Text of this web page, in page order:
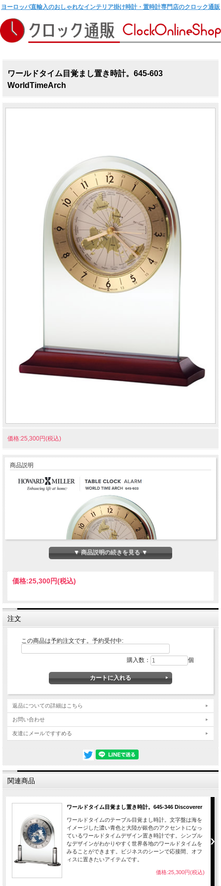
ヨーロッパ直輸入のおしゃれなインテリア掛け時計・置時計専門店のクロック通販
ワールドタイム目覚まし置き時計。645-603
WorldTimeArch
価格:25,300円(税込)
商品説明
1940年代以降にはハーマン・ミラー社のデザイン・ディレクターになったジョー
ジ・ネルソンの時計を製造。誰もが知るボールクロックは、ミッドセンチュリーを
代表する巨匠ジョージ・ネルソン(ジョージネルソンアソシエイツ)によってデザイ
ワールドタイム目覚まし機能付きの置き時計。シンプルなデザインがわかりやすく
世界各地のワールドタイムをみることができます。ビジネスのシーンで応接間、オ
フィスに置きたいアイテムです。
商品詳細
■サ
イズ
高さ17×奥行き5×横巾14cm
■素
材
■機
能
メーカー保証書とご使用方法説明付き、お買上後１年間自然故障は無
償にて保証致します。
時計設置時ご注意
磁気の強いテレビ・スピーカー・パソコン等の近く、温度・湿気の高いエアコン、
浴室の近く、日光・風の当たる場所は機械に悪影響を与えますので避けてくださ
い。電池の寿命は約１年です。設置場所・その他の条件で前後しますが、1年を目
▼ 商品説明の続きを見る ▼
価格:25,300円(税込)
注文
この商品は予約注文です。予約受付中:
購入数： 個
返品についての詳細はこちら
お問い合わせ
友達にメールですすめる
関連商品
ワールドタイム目覚まし置き時計。645-346 Discoverer
ワールドタイムのテーブル目覚まし時計。文字盤は海を
イメージした濃い青色と大陸が銀色のアクセントになっ
ているワールドタイムデザイン置き時計です。シンプル
なデザインがわかりやすく世界各地のワールドタイムを
みることができます。ビジネスのシーンで応接間、オフ
ィスに置きたいアイテムです。
価格:25,300円(税込)